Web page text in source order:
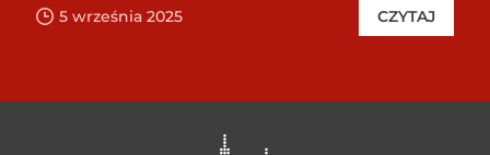
5 września 2025 CZYTAJ